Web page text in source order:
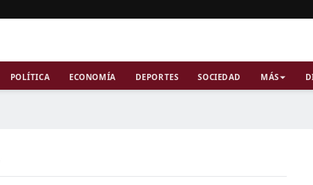
POLÍTICA ECONOMÍA DEPORTES SOCIEDAD MÁS